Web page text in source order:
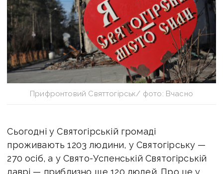
Прифронтовий Святтогірськ/ фото: Вчасно
Сьогодні у Святогірській громаді
проживають 1203 людини, у Святогірську —
270 осіб, а у Свято-Успенській Святогірській
лаврі — приблизно ще 120 людей. Про це у